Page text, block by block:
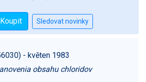
- květen 1983
obsahu chloridov